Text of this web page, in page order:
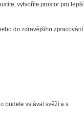
vytvoříte prostor pro lepší
do zdravějšího zpracování
budete vstávat svěží a s